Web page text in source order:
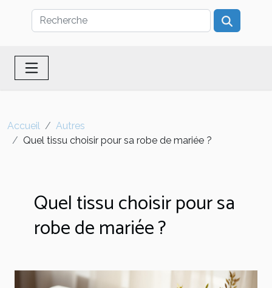
Accueil
Autres
Quel tissu choisir pour sa robe de mariée ?
Quel tissu choisir pour sa
robe de mariée ?